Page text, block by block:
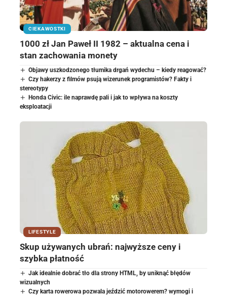
CIEKAWOSTKI
1000 zł Jan Paweł II 1982 – aktualna cena i
stan zachowania monety
Objawy uszkodzonego tłumika drgań wydechu – kiedy reagować?
Czy hakerzy z filmów psują wizerunek programistów? Fakty i
stereotypy
Honda Civic: ile naprawdę pali i jak to wpływa na koszty
eksploatacji
LIFESTYLE
Skup używanych ubrań: najwyższe ceny i
szybka płatność
Jak idealnie dobrać tło dla strony HTML, by uniknąć błędów
wizualnych
Czy karta rowerowa pozwala jeździć motorowerem? wymogi i